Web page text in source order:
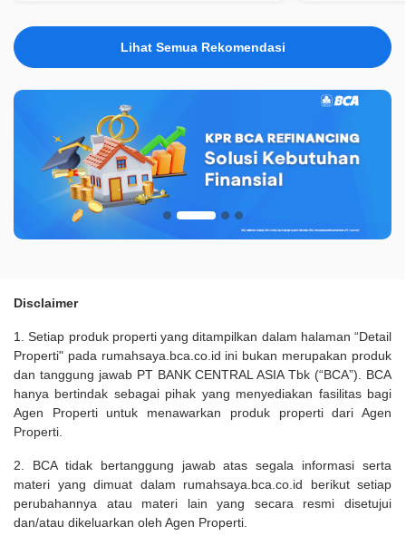
Lihat Semua Rekomendasi
Disclaimer
1. Setiap produk properti yang ditampilkan dalam halaman “Detail
Properti" pada rumahsaya.bca.co.id ini bukan merupakan produk
dan tanggung jawab PT BANK CENTRAL ASIA Tbk (“BCA”). BCA
hanya bertindak sebagai pihak yang menyediakan fasilitas bagi
Agen Properti untuk menawarkan produk properti dari Agen
Properti.
2. BCA tidak bertanggung jawab atas segala informasi serta
materi yang dimuat dalam rumahsaya.bca.co.id berikut setiap
perubahannya atau materi lain yang secara resmi disetujui
dan/atau dikeluarkan oleh Agen Properti.